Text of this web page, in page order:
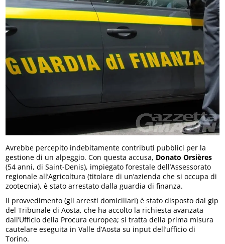
Avrebbe percepito indebitamente contributi pubblici per la
gestione di un alpeggio. Con questa accusa, Donato Orsières
(54 anni, di Saint-Denis), impiegato forestale dell’Assessorato
regionale all’Agricoltura (titolare di un’azienda che si occupa di
zootecnia), è stato arrestato dalla guardia di finanza.
Il provvedimento (gli arresti domiciliari) è stato disposto dal gip
del Tribunale di Aosta, che ha accolto la richiesta avanzata
dall’Ufficio della Procura europea; si tratta della prima misura
cautelare eseguita in Valle d’Aosta su input dell’ufficio di
Torino.